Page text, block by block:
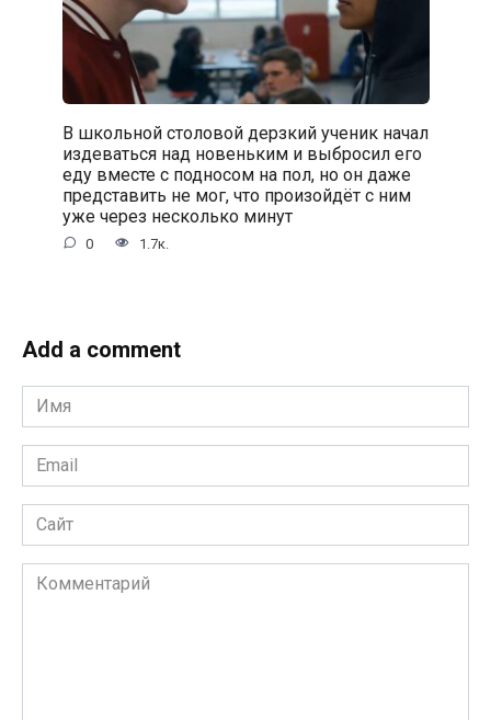
В школьной столовой дерзкий ученик начал
издеваться над новеньким и выбросил его
еду вместе с подносом на пол, но он даже
представить не мог, что произойдёт с ним
уже через несколько минут
0 1.7к.
Add a comment
Имя
*
Email
*
Сайт
Комментарий